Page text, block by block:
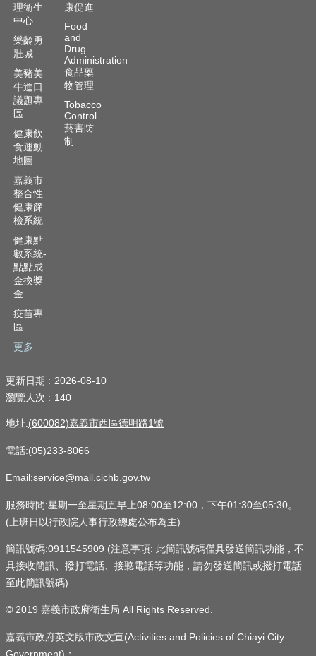
理衛生
中心
樂齡勇
壯城
美豬美
牛進口
議題專
區
健康飲
食運動
地圖
嘉義市
整合性
健康篩
檢系統
健康點
數系統-
點點成
金換獎
金
疫苗專
區
更多...
康促進
Food
and
Drug
Administration
食品藥
物管理
Tobacco
Control
菸害防
制
更新日期
2026-08-10
瀏覽人次
140
地址:(600082)嘉義市西區德明路1號
電話:(05)233-8066
Email:service@mail.cichb.gov.tw
服務時間:星期一至星期五早上08:00至12:00，下午01:30至05:30。
(上班日以行政院人事行政總處公布為主)
簡訊號碼:0911545909 (注意事項: 此簡訊號碼僅具發送簡訊功能，不
具接收簡訊、撥打電話、接聽電話等功能，請勿發送簡訊或撥打電話
至此簡訊號碼)
© 2019 嘉義市政府衛生局 All Rights Reserved.
嘉義市政府英文版市政文宣(Activities and Policies of Chiayi City
Government)：